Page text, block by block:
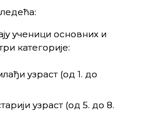
ученици основних и
категорије:
узраст (од 1. до
узраст (од 5. до 8.